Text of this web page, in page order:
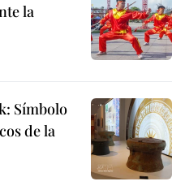
la
Símbolo
de la